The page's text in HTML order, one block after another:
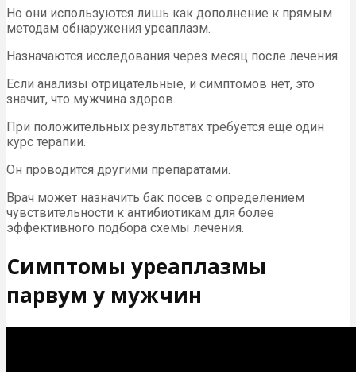
Но они используются лишь как дополнение к прямым
методам обнаружения уреаплазм.
Назначаются исследования через месяц после лечения.
Если анализы отрицательные, и симптомов нет, это
значит, что мужчина здоров.
При положительных результатах требуется ещё один
курс терапии.
Он проводится другими препаратами.
Врач может назначить бак посев с определением
чувствительности к антибиотикам для более
эффективного подбора схемы лечения.
Симптомы уреаплазмы
парвум у мужчин